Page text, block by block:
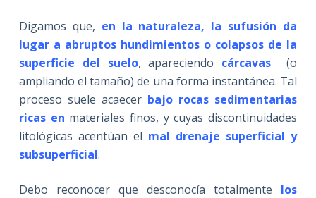
Digamos que, en la naturaleza, la sufusión da
lugar a abruptos hundimientos o colapsos de la
superficie del suelo, apareciendo cárcavas (o
ampliando el tamaño) de una forma instantánea. Tal
proceso suele acaecer bajo rocas sedimentarias
ricas en materiales finos, y cuyas discontinuidades
litológicas acentúan el mal drenaje superficial y
subsuperficial.
Debo reconocer que desconocía totalmente los